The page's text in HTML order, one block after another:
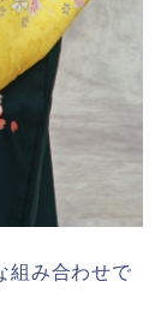
組み合わせで